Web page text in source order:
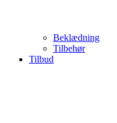
Beklædning
Tilbehør
Tilbud